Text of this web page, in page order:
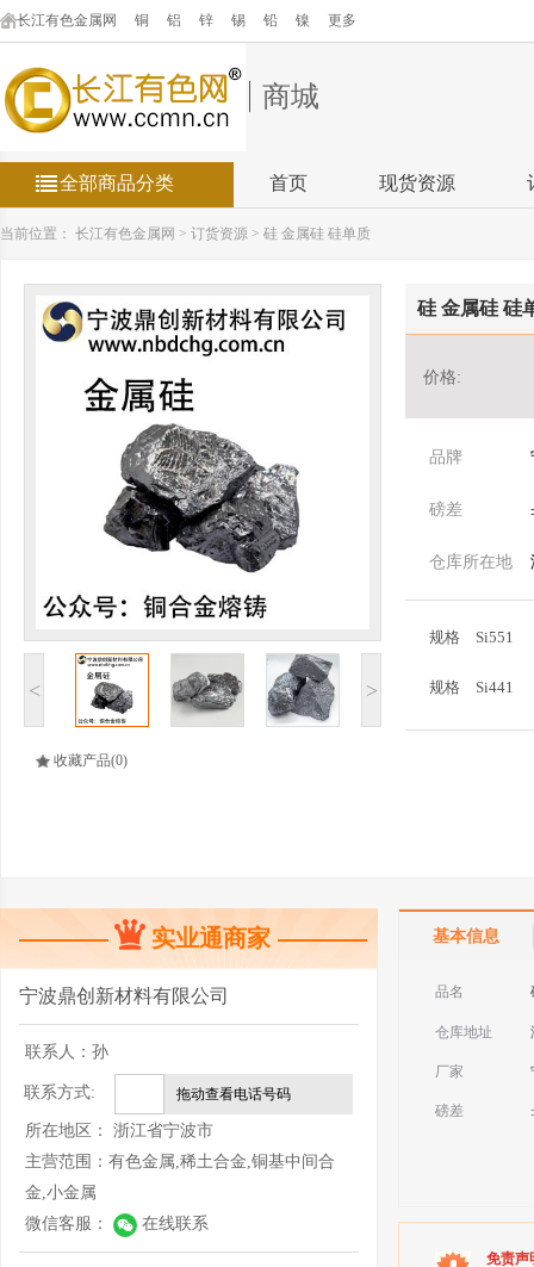
长江有色金属网 铜 铝 锌 锡 铅 镍 更多
商城
全部商品分类 首页 现货资源
当前位置： 长江有色金属网 > 订货资源 > 硅 金属硅 硅单质
< >
收藏产品(0)
硅 金属硅 硅
价格:
品牌
磅差
仓库所在地
规格 Si551
规格 Si441
实业通商家
宁波鼎创新材料有限公司
联系人： 孙
联系方式: 拖动查看电话号码
所在地区：
浙江省宁波市
主营范围： 有色金属,稀土合金,铜基中间合
金,小金属
微信客服：
在线联系
基本信息
品名
仓库地址
厂家
磅差
免责声